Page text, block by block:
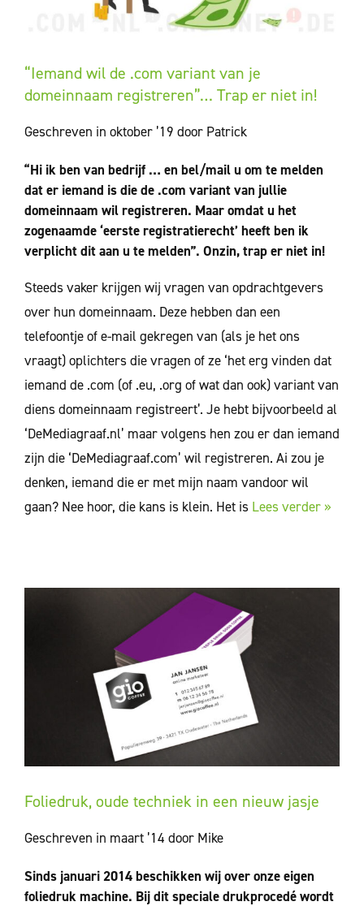
“Iemand wil de .com variant van je
domeinnaam registreren”… Trap er niet in!
Geschreven in oktober ’19 door Patrick
“Hi ik ben van bedrijf … en bel/mail u om te melden
dat er iemand is die de .com variant van jullie
domeinnaam wil registreren. Maar omdat u het
zogenaamde ‘eerste registratierecht’ heeft ben ik
verplicht dit aan u te melden”. Onzin, trap er niet in!
Steeds vaker krijgen wij vragen van opdrachtgevers
over hun domeinnaam. Deze hebben dan een
telefoontje of e-mail gekregen van (als je het ons
vraagt) oplichters die vragen of ze ‘het erg vinden dat
iemand de .com (of .eu, .org of wat dan ook) variant van
diens domeinnaam registreert’. Je hebt bijvoorbeeld al
‘DeMediagraaf.nl’ maar volgens hen zou er dan iemand
zijn die ‘DeMediagraaf.com’ wil registreren. Ai zou je
denken, iemand die er met mijn naam vandoor wil
gaan? Nee hoor, die kans is klein. Het isLees verder »
Foliedruk, oude techniek in een nieuw jasje
Geschreven in maart ’14 door Mike
Sinds januari 2014 beschikken wij over onze eigen
foliedruk machine. Bij dit speciale drukprocedé wordt